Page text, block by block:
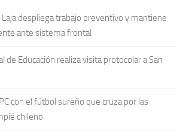
despliega trabajo preventivo y mantiene
ante sistema frontal
de Educación realiza visita protocolar a San
con el fútbol sureño que cruza por las
chileno